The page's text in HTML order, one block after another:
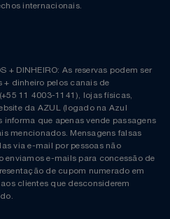
internacionais.
+ DINHEIRO: As reservas podem ser
dinheiro pelos canais de
11 4003-1141), lojas físicas,
da AZUL (logado na Azul
informa que apenas vende passagens
mencionados. Mensagens falsas
via e-mail por pessoas não
enviamos e-mails para concessão de
de cupom numerado em
clientes que desconsiderem